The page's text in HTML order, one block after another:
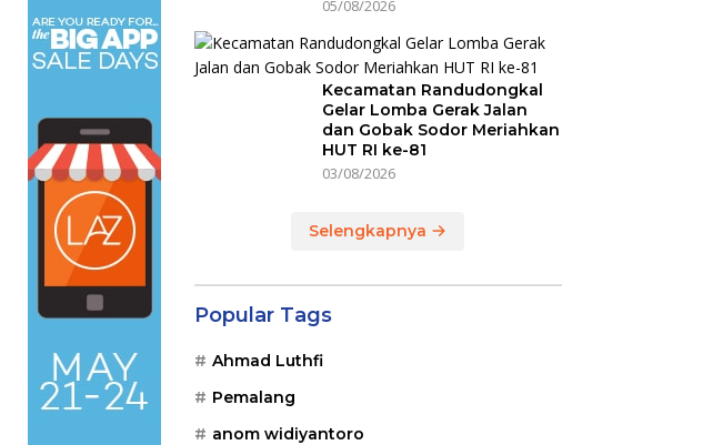
05/08/2026
Kecamatan Randudongkal
Gelar Lomba Gerak Jalan
dan Gobak Sodor Meriahkan
HUT RI ke-81
03/08/2026
Selengkapnya
Popular Tags
Ahmad Luthfi
Pemalang
anom widiyantoro